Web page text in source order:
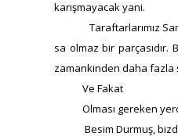
karışmayacak yani.
Taraftarlarımız
sa olmaz bir parçasıdır.
zamankinden daha fazla
Ve Fakat
Olması gereken
Besim Durmuş,